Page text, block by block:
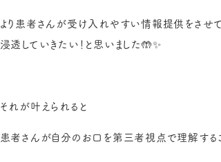
より患者さんが受け入れやすい情報提供をさせて
浸透していきたい！と思いました🤲✨
それが叶えられると
患者さんが自分のお口を第三者視点で理解する